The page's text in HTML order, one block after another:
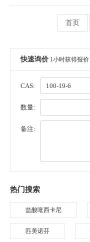
首页
快速询价 1小时获得报价
CAS:
数量:
备注:
热门搜索
盐酸吡西卡尼
匹美诺芬